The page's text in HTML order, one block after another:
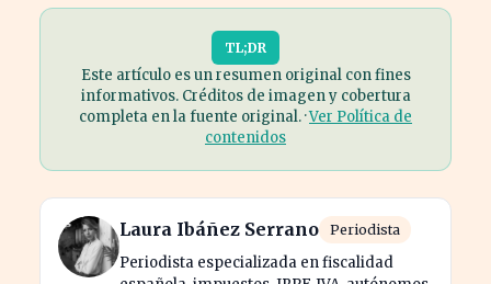
TL;DR
Este artículo es un resumen original con fines
informativos. Créditos de imagen y cobertura
completa en la fuente original. ·Ver Política de
contenidos
Laura Ibáñez Serrano Periodista
Periodista especializada en fiscalidad